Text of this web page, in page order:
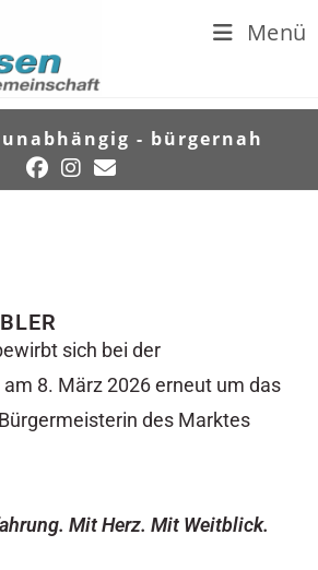
- bürgernah
Menü
sich bei der
8. März 2026 erneut um das
des Marktes
Mit Herz. Mit Weitblick.